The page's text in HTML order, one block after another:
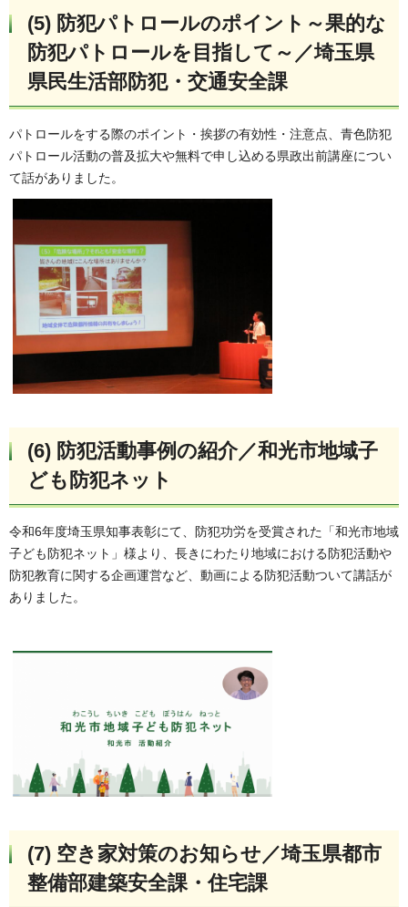
(5) 防犯パトロールのポイント～果的な
防犯パトロールを目指して～／埼玉県
県民生活部防犯・交通安全課
パトロールをする際のポイント・挨拶の有効性・注意点、青色防犯
パトロール活動の普及拡大や無料で申し込める県政出前講座につい
て話がありました。
(6) 防犯活動事例の紹介／和光市地域子
ども防犯ネット
令和6年度埼玉県知事表彰にて、防犯功労を受賞された「和光市地域
子ども防犯ネット」様より、長きにわたり地域における防犯活動や
防犯教育に関する企画運営など、動画による防犯活動ついて講話が
ありました。
(7) 空き家対策のお知らせ／埼玉県都市
整備部建築安全課・住宅課